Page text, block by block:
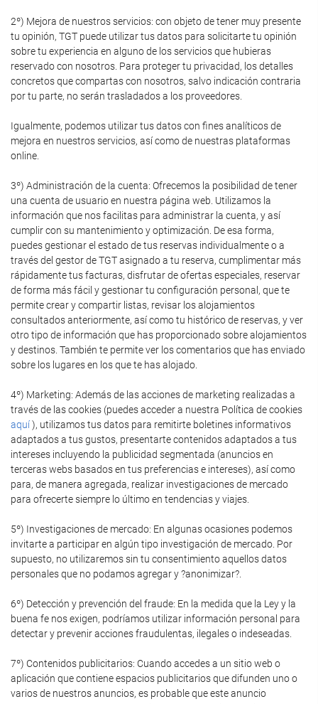
2º) Mejora de nuestros servicios: con objeto de tener muy presente
tu opinión, TGT puede utilizar tus datos para solicitarte tu opinión
sobre tu experiencia en alguno de los servicios que hubieras
reservado con nosotros. Para proteger tu privacidad, los detalles
concretos que compartas con nosotros, salvo indicación contraria
por tu parte, no serán trasladados a los proveedores.
Igualmente, podemos utilizar tus datos con fines analíticos de
mejora en nuestros servicios, así como de nuestras plataformas
online.
3º) Administración de la cuenta: Ofrecemos la posibilidad de tener
una cuenta de usuario en nuestra página web. Utilizamos la
información que nos facilitas para administrar la cuenta, y así
cumplir con su mantenimiento y optimización. De esa forma,
puedes gestionar el estado de tus reservas individualmente o a
través del gestor de TGT asignado a tu reserva, cumplimentar más
rápidamente tus facturas, disfrutar de ofertas especiales, reservar
de forma más fácil y gestionar tu configuración personal, que te
permite crear y compartir listas, revisar los alojamientos
consultados anteriormente, así como tu histórico de reservas, y ver
otro tipo de información que has proporcionado sobre alojamientos
y destinos. También te permite ver los comentarios que has enviado
sobre los lugares en los que te has alojado.
4º) Marketing: Además de las acciones de marketing realizadas a
través de las cookies (puedes acceder a nuestra Política de cookies
aquí), utilizamos tus datos para remitirte boletines informativos
adaptados a tus gustos, presentarte contenidos adaptados a tus
intereses incluyendo la publicidad segmentada (anuncios en
terceras webs basados en tus preferencias e intereses), así como
para, de manera agregada, realizar investigaciones de mercado
para ofrecerte siempre lo último en tendencias y viajes.
5º) Investigaciones de mercado: En algunas ocasiones podemos
invitarte a participar en algún tipo investigación de mercado. Por
supuesto, no utilizaremos sin tu consentimiento aquellos datos
personales que no podamos agregar y ?anonimizar?.
6º) Detección y prevención del fraude: En la medida que la Ley y la
buena fe nos exigen, podríamos utilizar información personal para
detectar y prevenir acciones fraudulentas, ilegales o indeseadas.
7º) Contenidos publicitarios: Cuando accedes a un sitio web o
aplicación que contiene espacios publicitarios que difunden uno o
varios de nuestros anuncios, es probable que este anuncio